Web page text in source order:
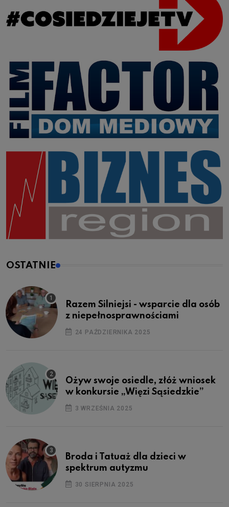
OSTATNIE
Razem Silniejsi - wsparcie dla osób
z niepełnosprawnościami
24 PAŹDZIERNIKA 2025
Ożyw swoje osiedle, złóż wniosek
w konkursie „Więzi Sąsiedzkie”
3 WRZEŚNIA 2025
Broda i Tatuaż dla dzieci w
spektrum autyzmu
30 SIERPNIA 2025